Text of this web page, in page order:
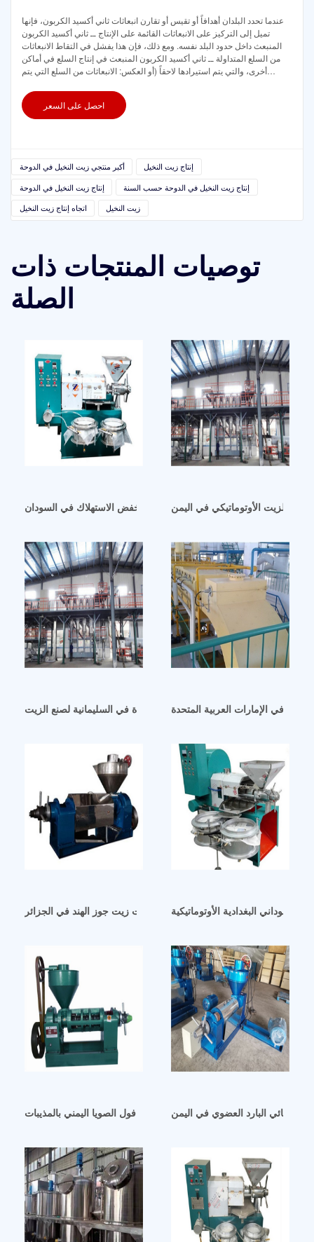
عندما تحدد البلدان أهدافاً أو تقيس أو تقارن انبعاثات ثاني أكسيد الكربون، فإنها
تميل إلى التركيز على الانبعاثات القائمة على الإنتاج ــ ثاني أكسيد الكربون
المنبعث داخل حدود البلد نفسه. ومع ذلك، فإن هذا يفشل في التقاط الانبعاثات
من السلع المتداولة ــ ثاني أكسيد الكربون المنبعث في إنتاج السلع في أماكن
أخرى، والتي يتم استيرادها لاحقاً (أو العكس: الانبعاثات من السلع التي يتم
احصل على السعر
أكبر منتجي زيت النخيل في الدوحة
إنتاج زيت النخيل
إنتاج زيت النخيل في الدوحة
إنتاج زيت النخيل في الدوحة حسب السنة
اتجاه إنتاج زيت النخيل
زيت النخيل
توصيات المنتجات ذات
الصلة
سعر مصنع معصرة الزيت منخفض الاستهلاك في السودان
الزيت الأوتوماتيكي في اليمن
ماكينة عصر الزيت عالية الجودة في السليمانية لصنع الزيت
في الإمارات العربية المتحدة
كيفية اختيار مورد آلات زيت جوز الهند في الجزائرالسوداني البغدادية الأوتوماتيكية
تفاصيل وسعر استخلاص زيت فول الصويا اليمني بالمذيبات
المسائي البارد العضوي في اليمن